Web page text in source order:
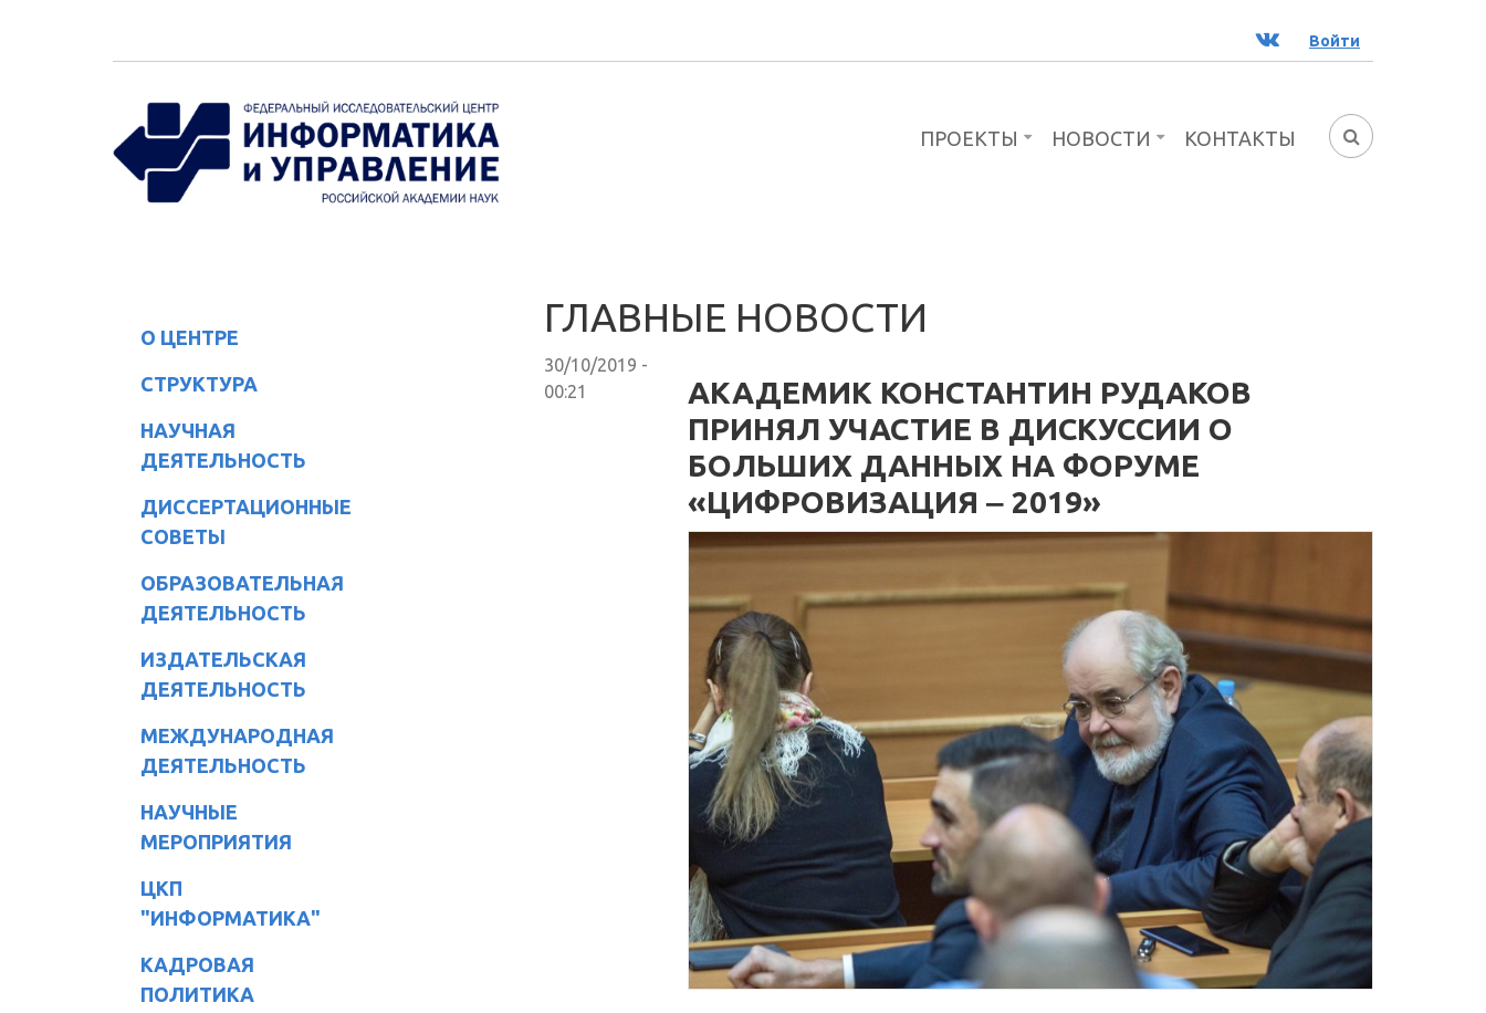
ВК Войти
ФОРМА
ПРОЕКТЫ НОВОСТИ КОНТАКТЫ
О ЦЕНТРЕ
СТРУКТУРА
НАУЧНАЯ
ДЕЯТЕЛЬНОСТЬ
ДИССЕРТАЦИОННЫЕ
СОВЕТЫ
ОБРАЗОВАТЕЛЬНАЯ
ДЕЯТЕЛЬНОСТЬ
ИЗДАТЕЛЬСКАЯ
ДЕЯТЕЛЬНОСТЬ
МЕЖДУНАРОДНАЯ
ДЕЯТЕЛЬНОСТЬ
НАУЧНЫЕ
МЕРОПРИЯТИЯ
ЦКП
"ИНФОРМАТИКА"
КАДРОВАЯ
ПОЛИТИКА
ГЛАВНЫЕ НОВОСТИ
30/10/2019 -
00:21
АКАДЕМИК КОНСТАНТИН РУДАКОВ
ПРИНЯЛ УЧАСТИЕ В ДИСКУССИИ О
БОЛЬШИХ ДАННЫХ НА ФОРУМЕ
«ЦИФРОВИЗАЦИЯ ‒ 2019»